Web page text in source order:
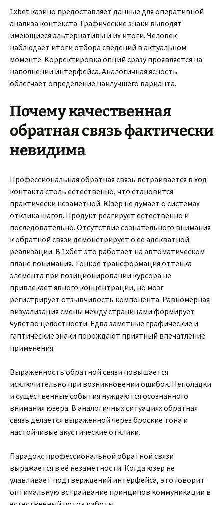
1xbet казино предоставляет данные для оперативной
анализа контекста. Графические знаки выводят
имеющиеся альтернативы и их итоги. Человек
наблюдает итоги отбора сведений в актуальном
моменте. Корректировка опций сразу проявляется на
наполнении интерфейса. Аналогичная ясность
облегчает определение наилучшего варианта.
Почему качественная
обратная связь фактически
невидима
Профессиональная обратная связь встраивается в ход
контакта столь естественно, что становится
практически незаметной. Юзер не думает о системах
отклика шагов. Продукт реагирует естественно и
последовательно. Отсутствие сознательного внимания
к обратной связи демонстрирует о её адекватной
реализации. В 1хбет это работает на автоматическом
плане понимания. Тонкое трансформация оттенка
элемента при позиционировании курсора не
привлекает явного концентрации, но мозг
регистрирует отзывчивость компонента. Равномерная
визуализация смены между страницами формирует
чувство целостности. Едва заметные графические и
гаптические знаки порождают приятный впечатление
применения.
Выраженность обратной связи повышается
исключительно при возникновении ошибок. Неполадки
и существенные события нуждаются осознанного
внимания юзера. В аналогичных ситуациях обратная
связь делается выраженной через броские тона и
настойчивые акустические отклики.
Парадокс профессиональной обратной связи
выражается в её незаметности. Когда юзер не
улавливает подтверждений интерфейса, это говорит
оптимальную встраивание принципов коммуникации в